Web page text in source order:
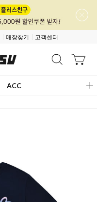
매장찾기 고객센터
ACC